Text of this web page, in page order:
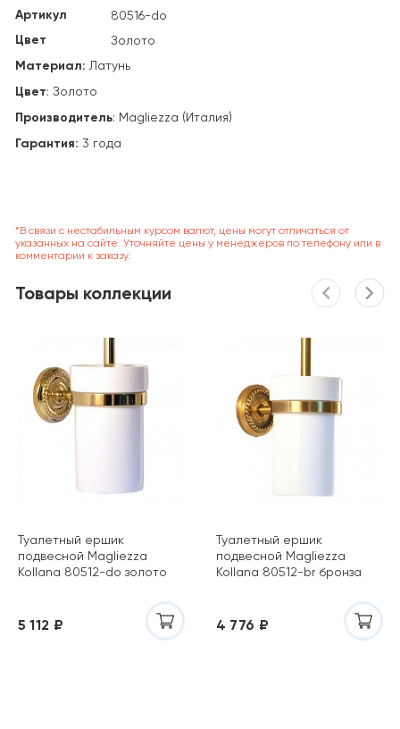
Артикул 80516-do
Цвет Золото
Материал: Латунь
Цвет: Золото
Производитель: Magliezza (Италия)
Гарантия: 3 года
*В связи с нестабильным курсом валют, цены могут отличаться от
указанных на сайте. Уточняйте цены у менеджеров по телефону или в
комментарии к заказу.
Товары коллекции
Туалетный ершик
подвесной Magliezza
Kollana 80512-do золото
5 112 ₽
Туалетный ершик
подвесной Magliezza
Kollana 80512-br бронза
4 776 ₽